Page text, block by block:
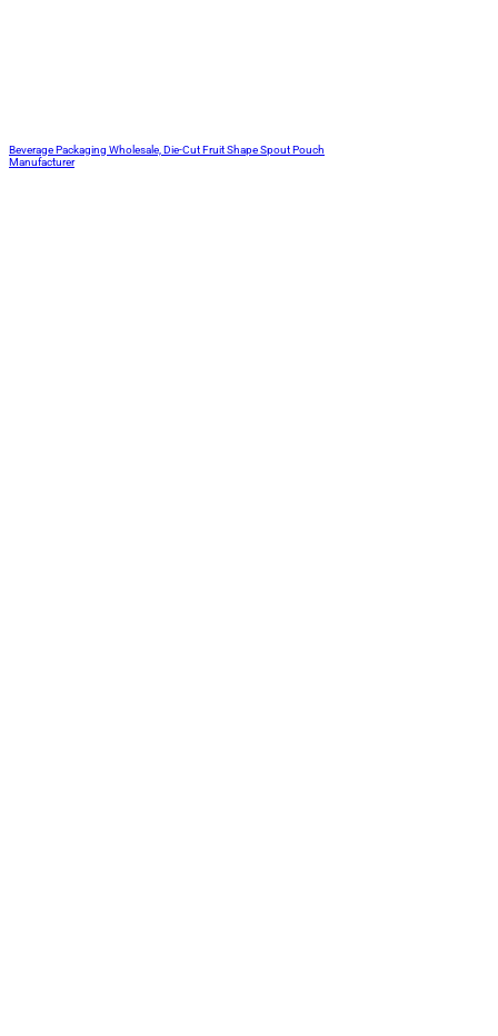
Beverage Packaging Wholesale, Die-Cut Fruit Shape Spout Pouch
Manufacturer